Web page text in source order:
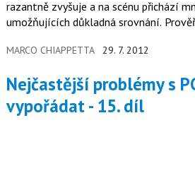
razantně zvyšuje a na scénu přichází
umožňujících důkladná srovnání.
MARCO CHIAPPETTA 29. 7. 2012
Nejčastější problémy s PC a jak se s nimi
vypořádat - 15. díl